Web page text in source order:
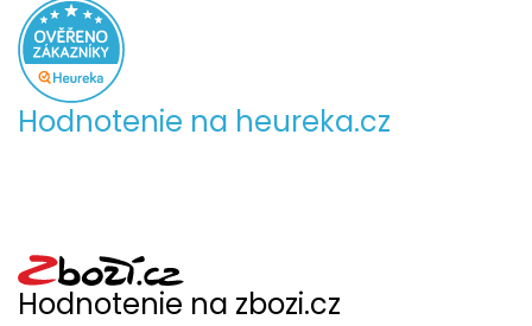
Hodnotenie na heureka.cz
Hodnotenie na zbozi.cz